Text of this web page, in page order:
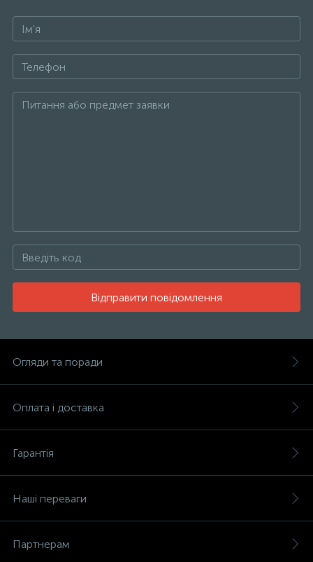
Відправити повідомлення
Огляди та поради
Оплата і доставка
Гарантія
Наші переваги
Партнерам